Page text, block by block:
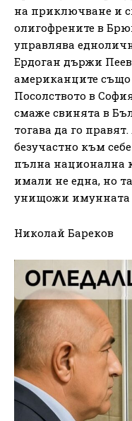
на приключване и
олигофрените в
управлява
Ердоган държи
американците също
Посолството в
смаже свинята в
тогава да го
безучастно към
пълна национална
имали не една, но
унищожи имунната
Николай Бареков